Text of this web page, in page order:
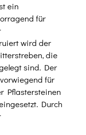
ein
für
wird der
die
sind. Der
für
Pflastersteinen
Durch